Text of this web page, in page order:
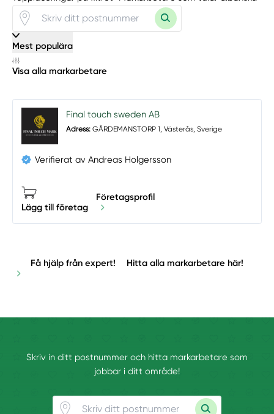
Mest populära
Visa alla markarbetare
Final touch sweden AB
Adress: GÅRDEMANSTORP 1, Västerås, Sverige
Verifierat av Andreas Holgersson
Lägg till företag
Företagsprofil
Få hjälp från expert! Hitta alla markarbetare här!
Skriv in ditt postnummer och hitta markarbetare som
jobbar i ditt område!